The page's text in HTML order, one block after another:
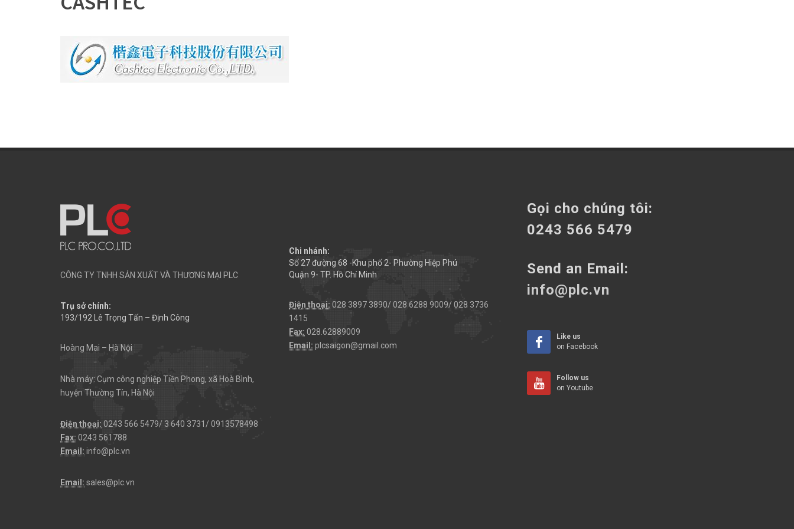
CÔNG TY TNHH SẢN XUẤT VÀ THƯƠNG MẠI PLC
Trụ sở chính:
193/192 Lê Trọng Tấn – Định Công
Hoàng Mai – Hà Nội
Nhà máy: Cụm công nghiệp Tiền Phong, xã Hoà Bình,
huyện Thường Tín, Hà Nội
Điện thoại: 0243 566 5479/ 3 640 3731/ 0913578498
Fax: 0243 561788
Email: info@plc.vn
Email: sales@plc.vn
Chi nhánh:
Số 27 đường 68 -Khu phố 2- Phường Hiệp Phú
Quận 9- TP. Hồ Chí Minh
Điện thoại: 028 3897 3890/ 028 6288 9009/ 028 3736
1415
Fax: 028.62889009
Email: plcsaigon@gmail.com
Gọi cho chúng tôi:
0243 566 5479
Send an Email:
info@plc.vn
Like us
on Facebook
Follow us
on Youtube